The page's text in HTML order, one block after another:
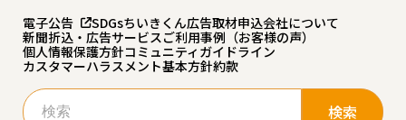
電子公告 SDGsちいきくん広告取材申込会社について
新聞折込・広告サービスご利用事例（お客様の声）
個人情報保護方針コミュニティガイドライン
カスタマーハラスメント基本方針約款
検
索: